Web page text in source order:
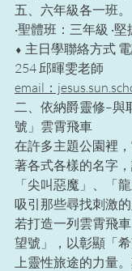
五、六年級各一班。
‧聖體班：三年級 ‧
⬧ 主日學聯絡方式
254 邱暉雯老師
email：
二、依納爵靈修–與
號」雲霄飛車
在許多主題公園裡
著各式各樣的名字，
「尖叫惡魔」、「
吸引那些尋找刺激
若打造一列雲霄飛
望號」，以彰顯「
上靈性旅途的力量